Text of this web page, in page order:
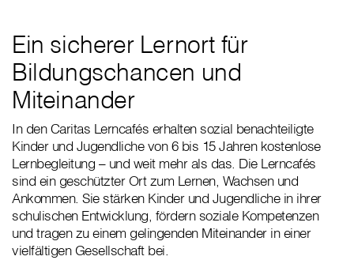
Ein sicherer Lernort für
Bildungschancen und
Miteinander
In den Caritas Lerncafés erhalten sozial benachteiligte
Kinder und Jugendliche von 6 bis 15 Jahren kostenlose
Lernbegleitung – und weit mehr als das. Die Lerncafés
sind ein geschützter Ort zum Lernen, Wachsen und
Ankommen. Sie stärken Kinder und Jugendliche in ihrer
schulischen Entwicklung, fördern soziale Kompetenzen
und tragen zu einem gelingenden Miteinander in einer
vielfältigen Gesellschaft bei.